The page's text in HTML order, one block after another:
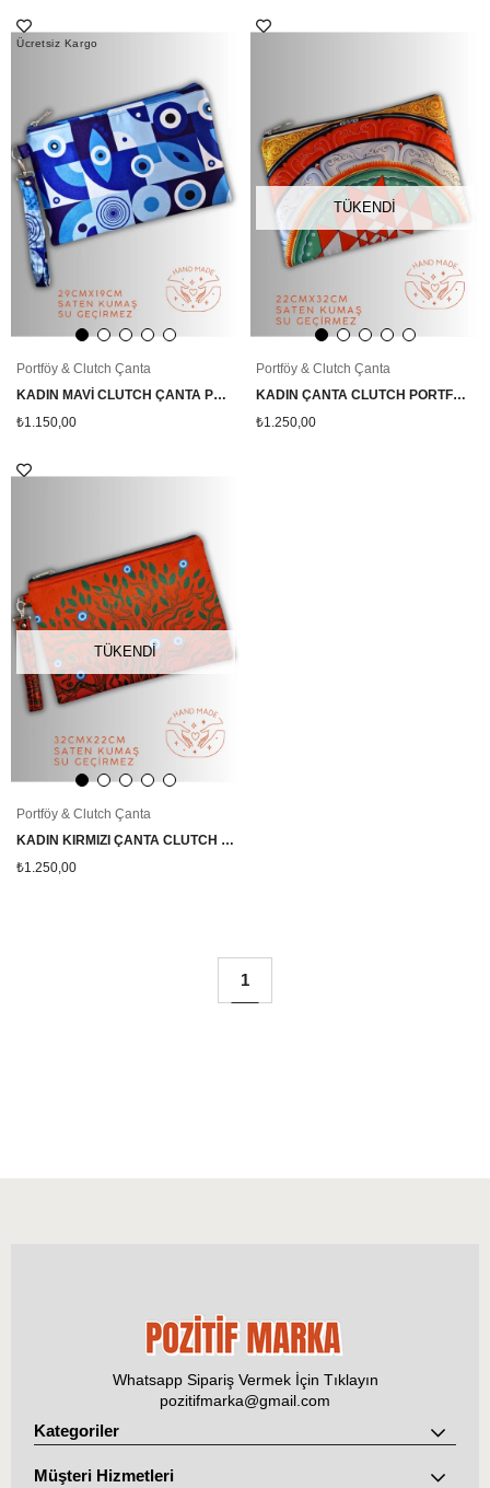
Portföy & Clutch Çanta
KADIN MAVİ CLUTCH ÇANTA PORTFÖY NAZAR GÖZ DESENLİ
₺1.150,00
Ücretsiz Kargo
TÜKENDI
Portföy & Clutch Çanta
KADIN ÇANTA CLUTCH PORTFÖY YANTRA SEMBOL DESENLİ
₺1.250,00
TÜKENDI
Portföy & Clutch Çanta
KADIN KIRMIZI ÇANTA CLUTCH PORTFÖY FİL DESENLİ
₺1.250,00
1
Whatsapp Sipariş Vermek İçin Tıklayın
pozitifmarka@gmail.com
Kategoriler
Müşteri Hizmetleri